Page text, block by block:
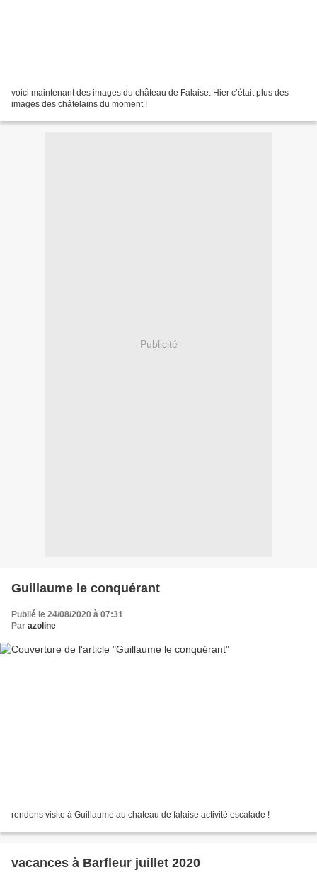
voici maintenant des images du château de Falaise. Hier c’était plus des
images des châtelains du moment !
Publicité
Guillaume le conquérant
Publié le 24/08/2020 à 07:31
Par azoline
rendons visite à Guillaume au chateau de falaise activité escalade !
vacances à Barfleur juillet 2020